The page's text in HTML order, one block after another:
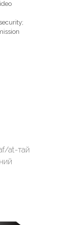
at-тай